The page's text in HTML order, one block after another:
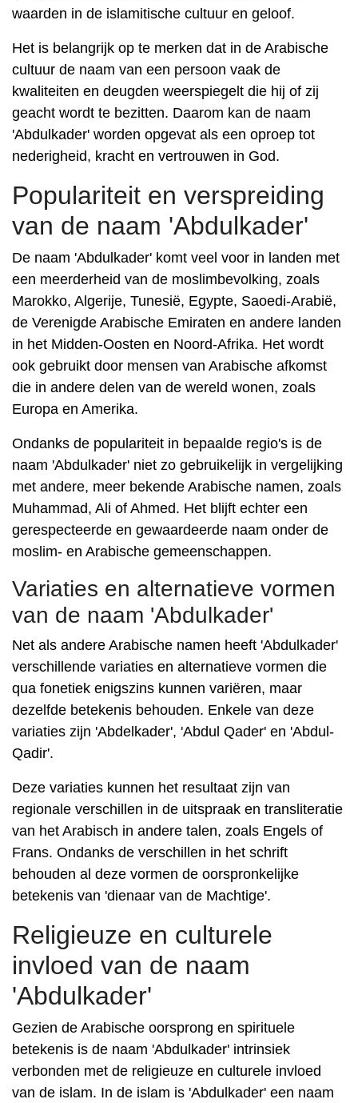
waarden in de islamitische cultuur en geloof.
Het is belangrijk op te merken dat in de Arabische
cultuur de naam van een persoon vaak de
kwaliteiten en deugden weerspiegelt die hij of zij
geacht wordt te bezitten. Daarom kan de naam
'Abdulkader' worden opgevat als een oproep tot
nederigheid, kracht en vertrouwen in God.
Populariteit en verspreiding
van de naam 'Abdulkader'
De naam 'Abdulkader' komt veel voor in landen met
een meerderheid van de moslimbevolking, zoals
Marokko, Algerije, Tunesië, Egypte, Saoedi-Arabië,
de Verenigde Arabische Emiraten en andere landen
in het Midden-Oosten en Noord-Afrika. Het wordt
ook gebruikt door mensen van Arabische afkomst
die in andere delen van de wereld wonen, zoals
Europa en Amerika.
Ondanks de populariteit in bepaalde regio's is de
naam 'Abdulkader' niet zo gebruikelijk in vergelijking
met andere, meer bekende Arabische namen, zoals
Muhammad, Ali of Ahmed. Het blijft echter een
gerespecteerde en gewaardeerde naam onder de
moslim- en Arabische gemeenschappen.
Variaties en alternatieve vormen
van de naam 'Abdulkader'
Net als andere Arabische namen heeft 'Abdulkader'
verschillende variaties en alternatieve vormen die
qua fonetiek enigszins kunnen variëren, maar
dezelfde betekenis behouden. Enkele van deze
variaties zijn 'Abdelkader', 'Abdul Qader' en 'Abdul-
Qadir'.
Deze variaties kunnen het resultaat zijn van
regionale verschillen in de uitspraak en transliteratie
van het Arabisch in andere talen, zoals Engels of
Frans. Ondanks de verschillen in het schrift
behouden al deze vormen de oorspronkelijke
betekenis van 'dienaar van de Machtige'.
Religieuze en culturele
invloed van de naam
'Abdulkader'
Gezien de Arabische oorsprong en spirituele
betekenis is de naam 'Abdulkader' intrinsiek
verbonden met de religieuze en culturele invloed
van de islam. In de islam is 'Abdulkader' een naam